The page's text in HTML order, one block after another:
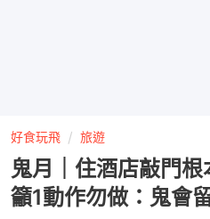
好食玩飛 旅遊
鬼月｜住酒店敲門
籲1動作勿做：鬼會